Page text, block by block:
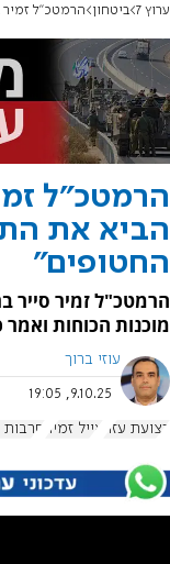
ערוץ 7 ביטחון הרמטכ"ל זמיר
הרמטכ"ל
הביא את
החטופים"
הרמטכ"ל זמיר סייר
מוכנות הכוחות
עוזי ברוך
9.10.25, 19:05
רצועת עזה אייל זמיר חרבות